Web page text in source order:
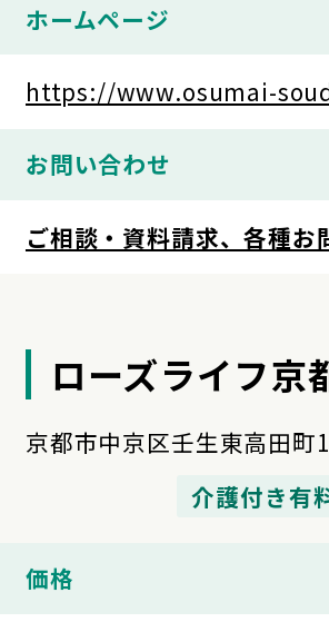
ホームページ
https://www.osumai-
お問い合わせ
ご相談・資料請求、各種お
ローズライフ京
京都市中京区壬生東高田町
介護付き有
価格